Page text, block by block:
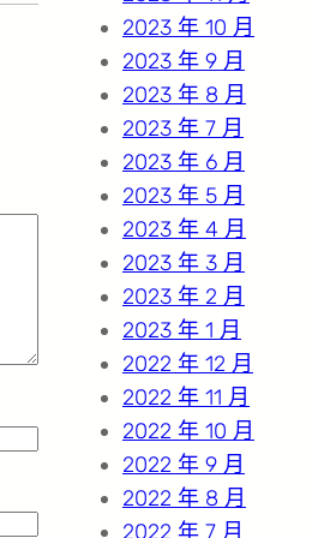
2023 年 10 月
2023 年 9 月
2023 年 8 月
2023 年 7 月
2023 年 6 月
2023 年 5 月
2023 年 4 月
2023 年 3 月
2023 年 2 月
2023 年 1 月
2022 年 12 月
2022 年 11 月
2022 年 10 月
2022 年 9 月
2022 年 8 月
2022 年 7 月